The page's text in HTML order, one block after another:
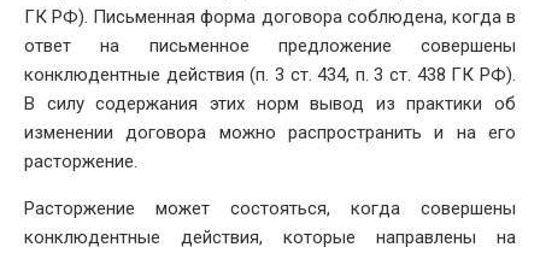
ГК РФ). Письменная форма договора соблюдена, когда в
ответ на письменное предложение совершены
конклюдентные действия (п. 3 ст. 434, п. 3 ст. 438 ГК РФ).
В силу содержания этих норм вывод из практики об
изменении договора можно распространить и на его
расторжение.
Расторжение может состояться, когда совершены
конклюдентные действия, которые направлены на